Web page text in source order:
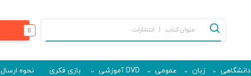
0
دانشگاهی زبان عمومی DVD آموزشی بازی فکری نحوه ارسال